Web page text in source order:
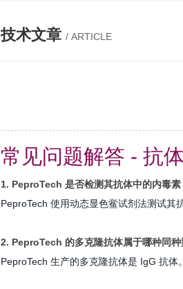
技术文章 / ARTICLE
常见问题解答 - 抗体
1. PeproTech 是否检测其抗体中的内毒素
PeproTech 使用动态显色鲎试剂法测试其
2. PeproTech 的多克隆抗体属于哪种同种
PeproTech 生产的多克隆抗体是 IgG 抗体。